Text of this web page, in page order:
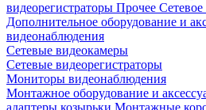
видеорегистраторы Прочее
Дополнительное оборудование и
видеонаблюдения
Сетевые видеокамеры
Сетевые видеорегистраторы
Мониторы видеонаблюдения
Монтажное оборудование и
адаптеры козырьки Монтажные